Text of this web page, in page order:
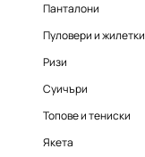
Панталони
Пуловери и жилетки
Ризи
Суичъри
Топове и тениски
Якета